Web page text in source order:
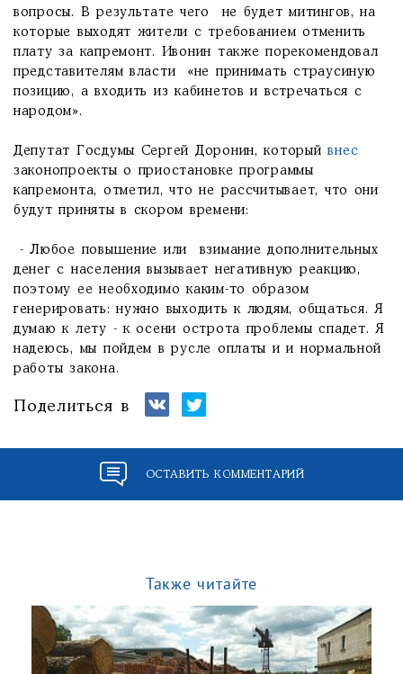
вопросы. В результате чего не будет митингов, на
которые выходят жители с требованием отменить
плату за капремонт. Ивонин также порекомендовал
представителям власти «не принимать страусиную
позицию, а входить из кабинетов и встречаться с
народом».
Депутат Госдумы Сергей Доронин, которыйвнес
законопроекты о приостановке программы
капремонта, отметил, что не рассчитывает, что они
будут приняты в скором времени:
- Любое повышение или взимание дополнительных
денег с населения вызывает негативную реакцию,
поэтому ее необходимо каким-то образом
генерировать: нужно выходить к людям, общаться. Я
думаю к лету - к осени острота проблемы спадет. Я
надеюсь, мы пойдем в русле оплаты и и нормальной
работы закона.
Поделиться в
ОСТАВИТЬ КОММЕНТАРИЙ
Также читайте